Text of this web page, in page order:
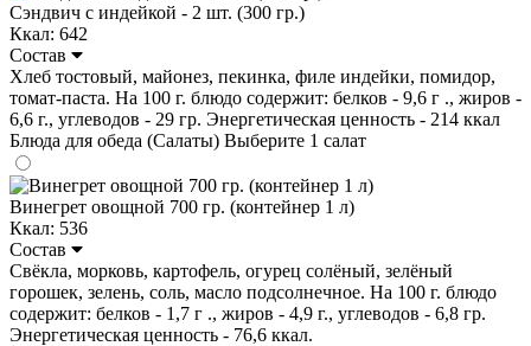
Сэндвич с индейкой - 2 шт. (300 гр.)
Ккал: 642
Состав
Хлеб тостовый, майонез, пекинка, филе индейки, помидор,
томат-паста. На 100 г. блюдо содержит: белков - 9,6 г ., жиров -
6,6 г., углеводов - 29 гр. Энергетическая ценность - 214 ккал
Блюда для обеда (Салаты) Выберите 1 салат
Винегрет овощной 700 гр. (контейнер 1 л)
Ккал: 536
Состав
Свёкла, морковь, картофель, огурец солёный, зелёный
горошек, зелень, соль, масло подсолнечное. На 100 г. блюдо
содержит: белков - 1,7 г ., жиров - 4,9 г., углеводов - 6,8 гр.
Энергетическая ценность - 76,6 ккал.